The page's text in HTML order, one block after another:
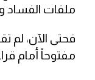
ملفات الفساد
فحتى الآن، لم
مفتوحاً أمام